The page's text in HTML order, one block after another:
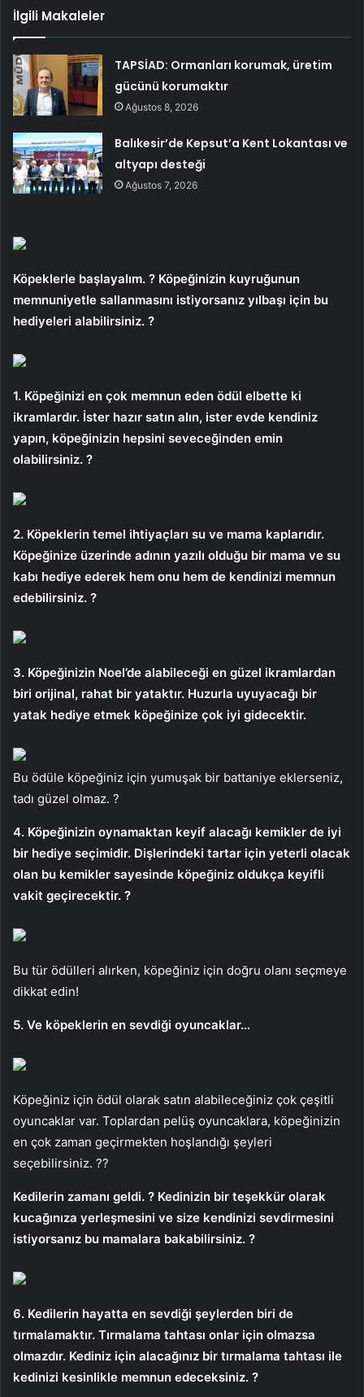
İlgili Makaleler
TAPSİAD: Ormanları korumak, üretim
gücünü korumaktır
Ağustos 8, 2026
Balıkesir’de Kepsut’a Kent Lokantası ve
altyapı desteği
Ağustos 7, 2026
Köpeklerle başlayalım. ? Köpeğinizin kuyruğunun
memnuniyetle sallanmasını istiyorsanız yılbaşı için bu
hediyeleri alabilirsiniz. ?
1. Köpeğinizi en çok memnun eden ödül elbette ki
ikramlardır. İster hazır satın alın, ister evde kendiniz
yapın, köpeğinizin hepsini seveceğinden emin
olabilirsiniz. ?
2. Köpeklerin temel ihtiyaçları su ve mama kaplarıdır.
Köpeğinize üzerinde adının yazılı olduğu bir mama ve su
kabı hediye ederek hem onu ​​hem de kendinizi memnun
edebilirsiniz. ?
3. Köpeğinizin Noel’de alabileceği en güzel ikramlardan
biri orijinal, rahat bir yataktır. Huzurla uyuyacağı bir
yatak hediye etmek köpeğinize çok iyi gidecektir.
Bu ödüle köpeğiniz için yumuşak bir battaniye eklerseniz,
tadı güzel olmaz. ?
4. Köpeğinizin oynamaktan keyif alacağı kemikler de iyi
bir hediye seçimidir. Dişlerindeki tartar için yeterli olacak
olan bu kemikler sayesinde köpeğiniz oldukça keyifli
vakit geçirecektir. ?
Bu tür ödülleri alırken, köpeğiniz için doğru olanı seçmeye
dikkat edin!
5. Ve köpeklerin en sevdiği oyuncaklar…
Köpeğiniz için ödül olarak satın alabileceğiniz çok çeşitli
oyuncaklar var. Toplardan pelüş oyuncaklara, köpeğinizin
en çok zaman geçirmekten hoşlandığı şeyleri
seçebilirsiniz. ??
Kedilerin zamanı geldi. ? Kedinizin bir teşekkür olarak
kucağınıza yerleşmesini ve size kendinizi sevdirmesini
istiyorsanız bu mamalara bakabilirsiniz. ?
6. Kedilerin hayatta en sevdiği şeylerden biri de
tırmalamaktır. Tırmalama tahtası onlar için olmazsa
olmazdır. Kediniz için alacağınız bir tırmalama tahtası ile
kedinizi kesinlikle memnun edeceksiniz. ?